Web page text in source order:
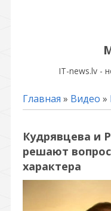
IT-news.lv -
Главная » Видео »
Кудрявцева и
решают
характера